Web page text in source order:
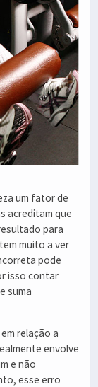
um fator de
acreditam que
para
muito a ver
pode
isso contar
suma
relação a
envolve
e não
esse erro